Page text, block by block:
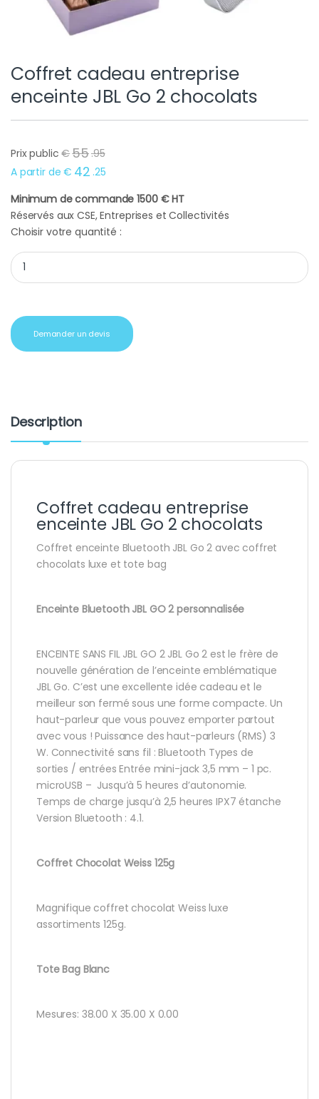
Coffret cadeau entreprise
enceinte JBL Go 2 chocolats
Prix public €55.95
A partir de € 42 .25
Minimum de commande 1500 € HT
Réservés aux CSE, Entreprises et Collectivités
Choisir votre quantité :
Coffret cadeau entreprise enceinte JBL Go 2 chocolats
Demander un devis
Description
Coffret cadeau entreprise
enceinte JBL Go 2 chocolats
Coffret enceinte Bluetooth JBL Go 2 avec coffret
chocolats luxe et tote bag
Enceinte Bluetooth JBL GO 2 personnalisée
ENCEINTE SANS FIL JBL GO 2 JBL Go 2 est le frère de
nouvelle génération de l’enceinte emblématique
JBL Go. C’est une excellente idée cadeau et le
meilleur son fermé sous une forme compacte. Un
haut-parleur que vous pouvez emporter partout
avec vous ! Puissance des haut-parleurs (RMS) 3
W. Connectivité sans fil : Bluetooth Types de
sorties / entrées Entrée mini-jack 3,5 mm – 1 pc.
microUSB – Jusqu’à 5 heures d’autonomie.
Temps de charge jusqu’à 2,5 heures IPX7 étanche
Version Bluetooth : 4.1.
Coffret Chocolat Weiss 125g
Magnifique coffret chocolat Weiss luxe
assortiments 125g.
Tote Bag Blanc
Mesures: 38.00 X 35.00 X 0.00